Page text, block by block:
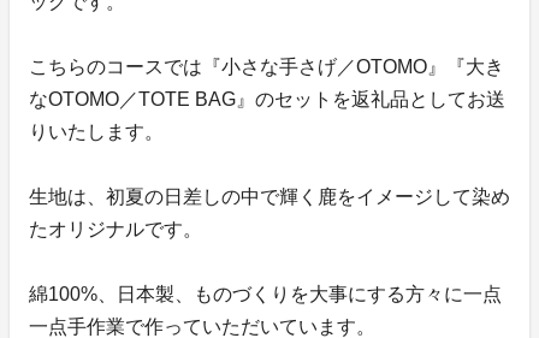
こちらのコースでは『小さな手さげ／OTOMO』『大き
なOTOMO／TOTE BAG』のセットを返礼品としてお送
りいたします。
生地は、初夏の日差しの中で輝く鹿をイメージして染め
たオリジナルです。
綿100%、日本製、ものづくりを大事にする方々に一点
一点手作業で作っていただいています。